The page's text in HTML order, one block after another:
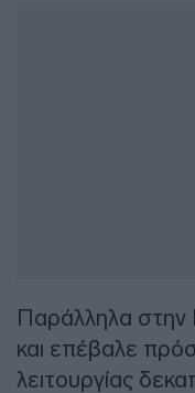
Παράλληλα στην
και επέβαλε
λειτουργίας